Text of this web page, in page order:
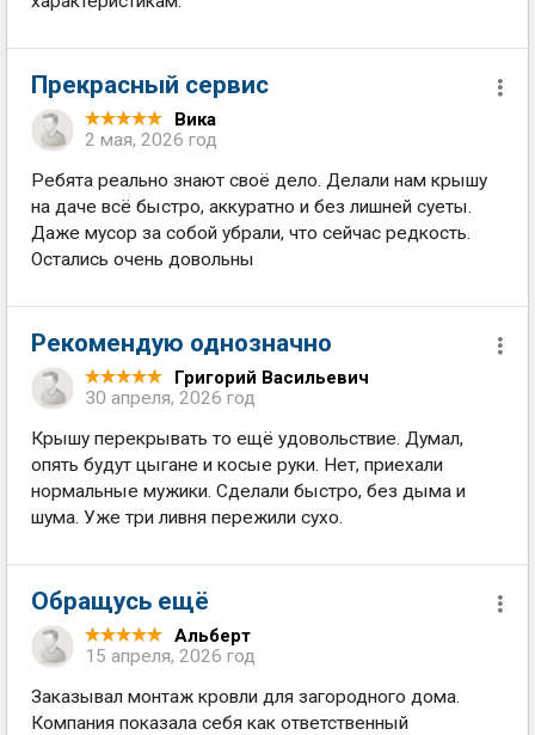
Прекрасный сервис
Вика
2 мая, 2026 год
Ребята реально знают своё дело. Делали нам крышу
на даче всё быстро, аккуратно и без лишней суеты.
Даже мусор за собой убрали, что сейчас редкость.
Остались очень довольны
Рекомендую однозначно
Григорий Васильевич
30 апреля, 2026 год
Крышу перекрывать то ещё удовольствие. Думал,
опять будут цыгане и косые руки. Нет, приехали
нормальные мужики. Сделали быстро, без дыма и
шума. Уже три ливня пережили сухо.
Обращусь ещё
Альберт
15 апреля, 2026 год
Заказывал монтаж кровли для загородного дома.
Компания показала себя как ответственный